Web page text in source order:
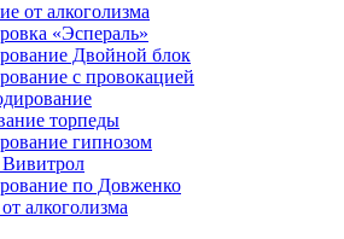
от алкоголизма
«Эспераль»
Двойной блок
с провокацией
торпеды
гипнозом
по Довженко
алкоголизма